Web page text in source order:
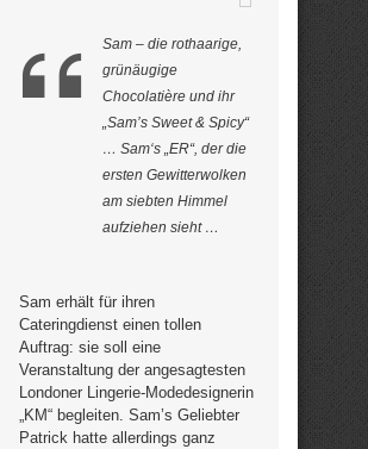
Sam – die rothaarige,
grünäugige
Chocolatière und ihr
„Sam’s Sweet & Spicy“
… Sam‘s „ER“, der die
ersten Gewitterwolken
am siebten Himmel
aufziehen sieht …
Sam erhält für ihren
Cateringdienst einen tollen
Auftrag: sie soll eine
Veranstaltung der angesagtesten
Londoner Lingerie-Modedesignerin
„KM“ begleiten. Sam’s Geliebter
Patrick hatte allerdings ganz